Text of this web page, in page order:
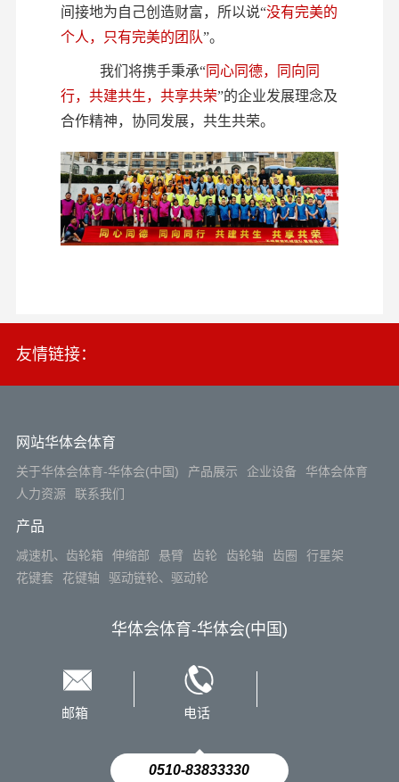
间接地为自己创造财富，所以说“没有完美的
个人，只有完美的团队”。
我们将携手秉承“同心同德，同向同
行，共建共生，共享共荣”的企业发展理念及
合作精神，协同发展，共生共荣。
友情链接：
网站华体会体育
关于华体会体育-华体会(中国) 产品展示 企业设备
华体会体育
人力资源
联系我们
产品
减速机、齿轮箱 伸缩部 悬臂 齿轮 齿轮轴 齿圈
行星架
花键套
花键轴 驱动链轮、驱动轮
华体会体育-华体会(中国)
邮箱 电话
0510-83833330